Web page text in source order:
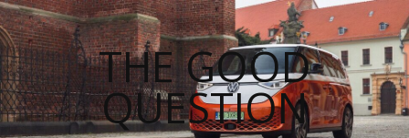
THE GOOD
QUESTION